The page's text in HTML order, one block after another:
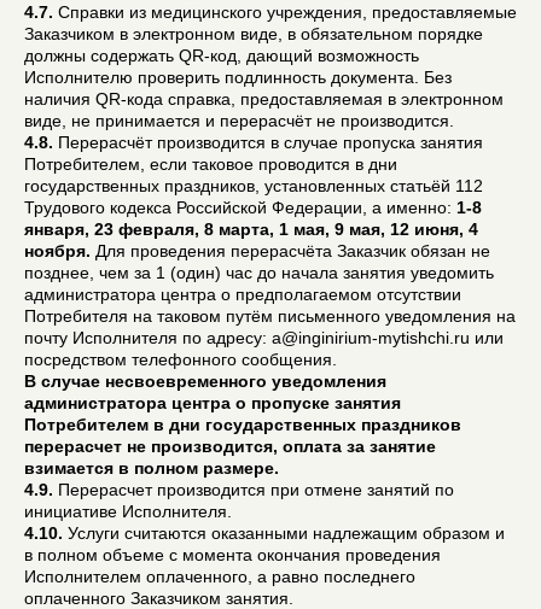
4.7. Справки из медицинского учреждения, предоставляемые
Заказчиком в электронном виде, в обязательном порядке
должны содержать QR-код, дающий возможность
Исполнителю проверить подлинность документа. Без
наличия QR-кода справка, предоставляемая в электронном
виде, не принимается и перерасчёт не производится.
4.8. Перерасчёт производится в случае пропуска занятия
Потребителем, если таковое проводится в дни
государственных праздников, установленных статьёй 112
Трудового кодекса Российской Федерации, а именно: 1-8
января, 23 февраля, 8 марта, 1 мая, 9 мая, 12 июня, 4
ноября. Для проведения перерасчёта Заказчик обязан не
позднее, чем за 1 (один) час до начала занятия уведомить
администратора центра о предполагаемом отсутствии
Потребителя на таковом путём письменного уведомления на
почту Исполнителя по адресу: a@inginirium-mytishchi.ru или
посредством телефонного сообщения.
В случае несвоевременного уведомления
администратора центра о пропуске занятия
Потребителем в дни государственных праздников
перерасчет не производится, оплата за занятие
взимается в полном размере.
4.9. Перерасчет производится при отмене занятий по
инициативе Исполнителя.
4.10. Услуги считаются оказанными надлежащим образом и
в полном объеме с момента окончания проведения
Исполнителем оплаченного, а равно последнего
оплаченного Заказчиком занятия.